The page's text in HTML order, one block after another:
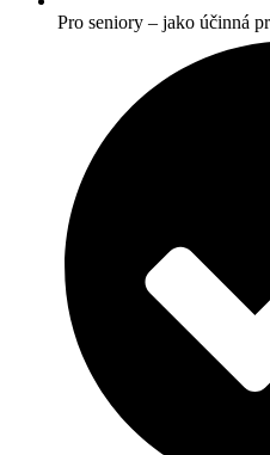
Pro seniory – jako účinná